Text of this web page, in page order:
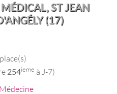
ST JEAN
(17)
254ieme à J-7)